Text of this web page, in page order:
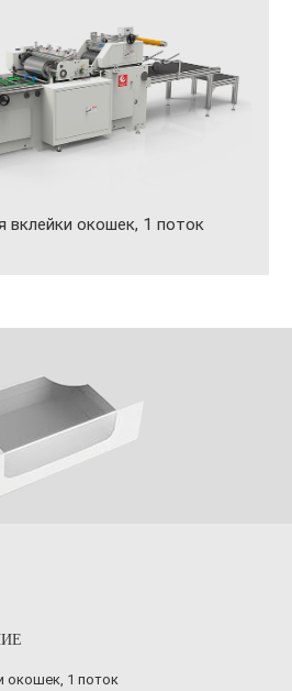
вклейки окошек, 1 поток
окошек, 1 поток